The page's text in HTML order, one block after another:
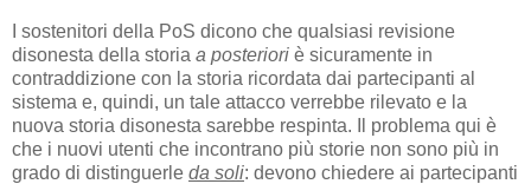
I sostenitori della PoS dicono che qualsiasi revisione
disonesta della storia a posteriori è sicuramente in
contraddizione con la storia ricordata dai partecipanti al
sistema e, quindi, un tale attacco verrebbe rilevato e la
nuova storia disonesta sarebbe respinta. Il problema qui è
che i nuovi utenti che incontrano più storie non sono più in
grado di distinguerle da soli: devono chiedere ai partecipanti